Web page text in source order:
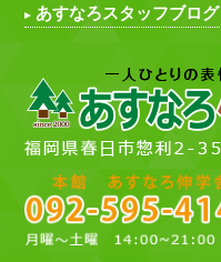
あすなろスタッフブログ